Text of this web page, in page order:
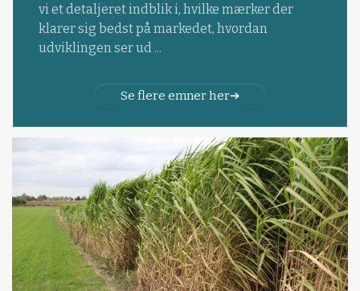
vi et detaljeret indblik i, hvilke mærker der
klarer sig bedst på markedet, hvordan
udviklingen ser ud ...
Se flere emner her